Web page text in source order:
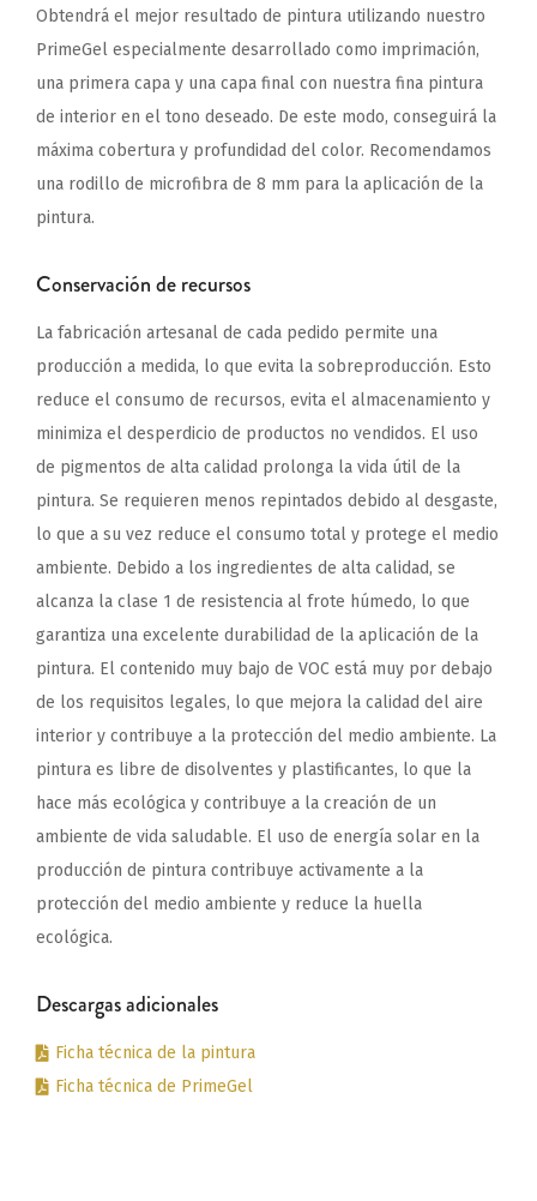
Obtendrá el mejor resultado de pintura utilizando nuestro
PrimeGel especialmente desarrollado como imprimación,
una primera capa y una capa final con nuestra fina pintura
de interior en el tono deseado. De este modo, conseguirá la
máxima cobertura y profundidad del color. Recomendamos
una rodillo de microfibra de 8 mm para la aplicación de la
pintura.
Conservación de recursos
La fabricación artesanal de cada pedido permite una
producción a medida, lo que evita la sobreproducción. Esto
reduce el consumo de recursos, evita el almacenamiento y
minimiza el desperdicio de productos no vendidos. El uso
de pigmentos de alta calidad prolonga la vida útil de la
pintura. Se requieren menos repintados debido al desgaste,
lo que a su vez reduce el consumo total y protege el medio
ambiente. Debido a los ingredientes de alta calidad, se
alcanza la clase 1 de resistencia al frote húmedo, lo que
garantiza una excelente durabilidad de la aplicación de la
pintura. El contenido muy bajo de VOC está muy por debajo
de los requisitos legales, lo que mejora la calidad del aire
interior y contribuye a la protección del medio ambiente. La
pintura es libre de disolventes y plastificantes, lo que la
hace más ecológica y contribuye a la creación de un
ambiente de vida saludable. El uso de energía solar en la
producción de pintura contribuye activamente a la
protección del medio ambiente y reduce la huella
ecológica.
Descargas adicionales
Ficha técnica de la pintura
Ficha técnica de PrimeGel